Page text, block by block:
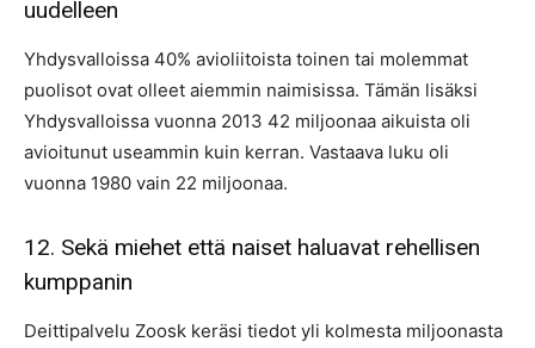
uudelleen
Yhdysvalloissa 40% avioliitoista toinen tai molemmat
puolisot ovat olleet aiemmin naimisissa. Tämän lisäksi
Yhdysvalloissa vuonna 2013 42 miljoonaa aikuista oli
avioitunut useammin kuin kerran. Vastaava luku oli
vuonna 1980 vain 22 miljoonaa.
12. Sekä miehet että naiset haluavat rehellisen
kumppanin
Deittipalvelu Zoosk keräsi tiedot yli kolmesta miljoonasta